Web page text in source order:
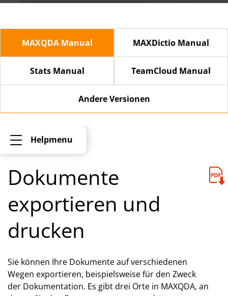
MAXQDA Manual MAXDictio Manual
Stats Manual TeamCloud Manual
Andere Versionen
Helpmenu
Dokumente
exportieren und
drucken
Sie können Ihre Dokumente auf verschiedenen
Wegen exportieren, beispielsweise für den Zweck
der Dokumentation. Es gibt drei Orte in MAXQDA, an